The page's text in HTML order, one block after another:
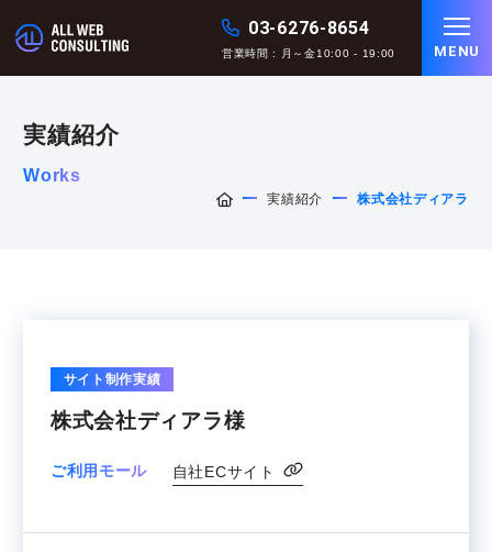
03-6276-8654
営業時間 : 月～金10:00 - 19:00 MENU
実績紹介
Works
実績紹介 株式会社ディアラ
サイト制作実績
株式会社ディアラ様
ご利用モール 自社ECサイト